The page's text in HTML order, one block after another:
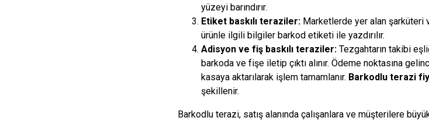
yüzeyi barındırır.
Etiket baskılı teraziler: Marketlerde yer alan şarküteri
ürünle ilgili bilgiler barkod etiketi ile yazdırılır.
Adisyon ve fiş baskılı teraziler:Tezgahtarın takibi
barkoda ve fişe iletip çıktı alınır. Ödeme noktasına
kasaya aktarılarak işlem tamamlanır. Barkodlu terazi
şekillenir.
Barkodlu terazi, satış alanında çalışanlara ve müşterilere